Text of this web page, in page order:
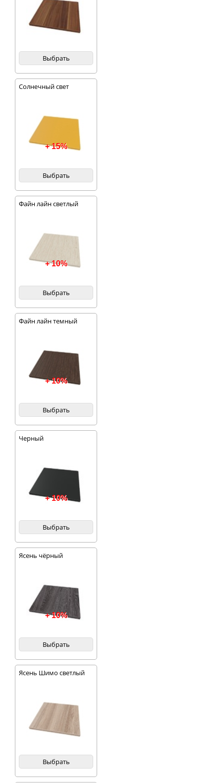
Выбрать
Солнечный свет
+ 15%
Выбрать
Файн лайн светлый
+ 10%
Выбрать
Файн лайн темный
+ 10%
Выбрать
Черный
+ 10%
Выбрать
Ясень чёрный
+ 10%
Выбрать
Ясень Шимо светлый
Выбрать